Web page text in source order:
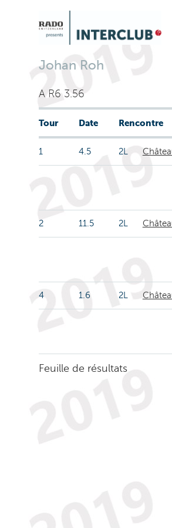
Johan Roh
A R6 3.56
Tour Date Rencontre
1 4.5 2L
2 11.5 2L
4 1.6 2L
Feuille de résultats